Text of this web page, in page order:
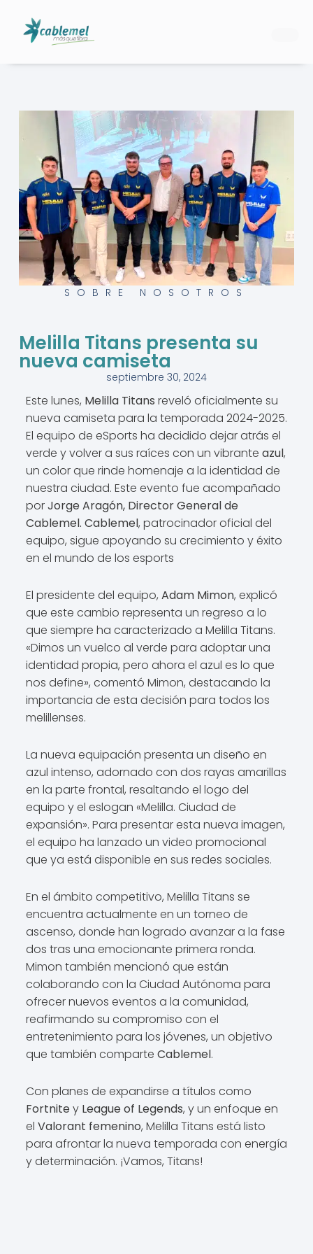
SOBRE NOSOTROS
Melilla Titans presenta su
nueva camiseta
septiembre 30, 2024
Este lunes, Melilla Titans reveló oficialmente su
nueva camiseta para la temporada 2024-2025.
El equipo de eSports ha decidido dejar atrás el
verde y volver a sus raíces con un vibrante azul,
un color que rinde homenaje a la identidad de
nuestra ciudad. Este evento fue acompañado
porJorge Aragón, Director General de
Cablemel. Cablemel, patrocinador oficial del
equipo, sigue apoyando su crecimiento y éxito
en el mundo de los esports
El presidente del equipo, Adam Mimon, explicó
que este cambio representa un regreso a lo
que siempre ha caracterizado a Melilla Titans.
«Dimos un vuelco al verde para adoptar una
identidad propia, pero ahora el azul es lo que
nos define», comentó Mimon, destacando la
importancia de esta decisión para todos los
melillenses.
La nueva equipación presenta un diseño en
azul intenso, adornado con dos rayas amarillas
en la parte frontal, resaltando el logo del
equipo y el eslogan «Melilla. Ciudad de
expansión». Para presentar esta nueva imagen,
el equipo ha lanzado un video promocional
que ya está disponible en sus redes sociales.
En el ámbito competitivo, Melilla Titans se
encuentra actualmente en un torneo de
ascenso, donde han logrado avanzar a la fase
dos tras una emocionante primera ronda.
Mimon también mencionó que están
colaborando con la Ciudad Autónoma para
ofrecer nuevos eventos a la comunidad,
reafirmando su compromiso con el
entretenimiento para los jóvenes, un objetivo
que también comparte Cablemel.
Con planes de expandirse a títulos como
Fortnitey League of Legends, y un enfoque en
el Valorant femenino, Melilla Titans está listo
para afrontar la nueva temporada con energía
y determinación. ¡Vamos, Titans!